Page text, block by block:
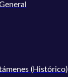
(Histórico)